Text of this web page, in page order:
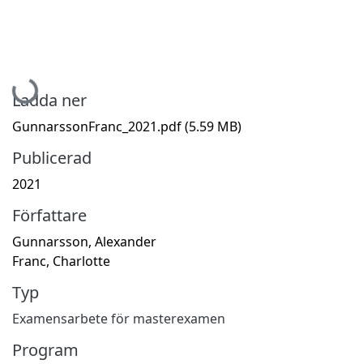
Hämtar...
Ladda ner
GunnarssonFranc_2021.pdf(5.59 MB)
Publicerad
2021
Författare
Gunnarsson, Alexander
Franc, Charlotte
Typ
Examensarbete för masterexamen
Program